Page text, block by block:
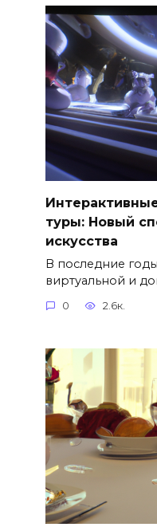
туры: Новый
искусства
В последние
виртуальной и
0 2.6к.